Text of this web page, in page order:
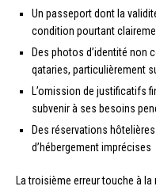
Un passeport dont la
condition pourtant
Des photos d’identité non
qataries, particulièrement
L’omission de justificatifs
subvenir à ses besoins
Des réservations
d’hébergement imprécises
La troisième erreur touche à